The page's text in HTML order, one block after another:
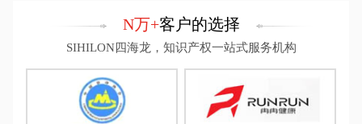
N万+客户的选择
SIHILON四海龙，知识产权一站式服务机构